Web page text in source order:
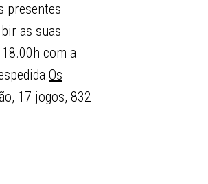
presentes
as suas
com a
Os
17 jogos, 832